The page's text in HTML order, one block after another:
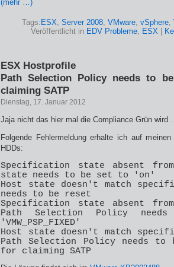
(mehr …)
Tags: ESX, Server 2008, VMware, vSphere,
Veröffentlicht in EDV Probleme, ESX
ESX Hostprofile
Path Selection Policy needs to
claiming SATP
Dienstag, 17. Januar 2012
Jaja nicht das hier mal die Compliance Grün wird
Folgende Fehlermeldung erhalte ich auf
HDDs:
Specification state absent
state needs to be set to 'on'
Host state doesn't match
needs to be reset
Specification state absent
Path Selection Policy
'VMW_PSP_FIXED'
Host state doesn't match
Path Selection Policy needs
for claiming SATP